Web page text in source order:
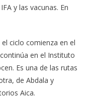
y las vacunas. En
ciclo comienza en el
en el Instituto
Es una de las rutas
de Abdala y
Aica.